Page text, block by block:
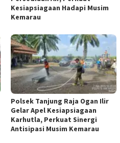
Kesiapsiagaan Hadapi Musim
Kemarau
Polsek Tanjung Raja Ogan Ilir
Gelar Apel Kesiapsiagaan
Karhutla, Perkuat Sinergi
Antisipasi Musim Kemarau